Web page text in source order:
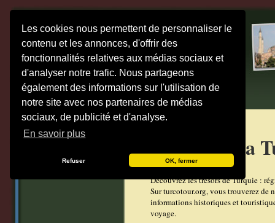
Les cookies nous permettent de personnaliser le
contenu et les annonces, d'offrir des
fonctionnalités relatives aux médias sociaux et
d'analyser notre trafic. Nous partageons
également des informations sur l'utilisation de
notre site avec nos partenaires de médias
sociaux, de publicité et d'analyse.
En savoir plus
Refuser OK, fermer
Découvrir la
Découvrez les trésors de Turquie :
Sur turcotour.org, vous trouverez de
informations historiques et
voyage.